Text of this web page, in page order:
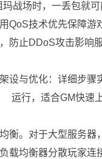
战场时，一丢包就可
QoS技术优先保障游
防止DDoS攻击影响
衡。对于大型服务器
载均衡器分散玩家连